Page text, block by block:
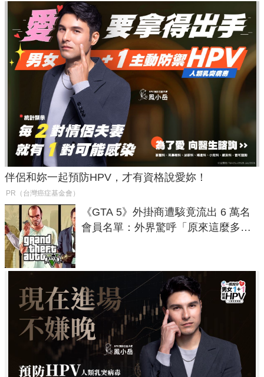
伴侶和妳一起預防HPV，才有資格說愛妳！
PR（台灣癌症基金會）
《GTA 5》外掛商遭駭竟流出 6 萬名
會員名單：外界驚呼「原來這麼多人